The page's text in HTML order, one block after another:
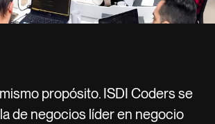
propósito. ISDI Coders se
de negocios líder en negocio